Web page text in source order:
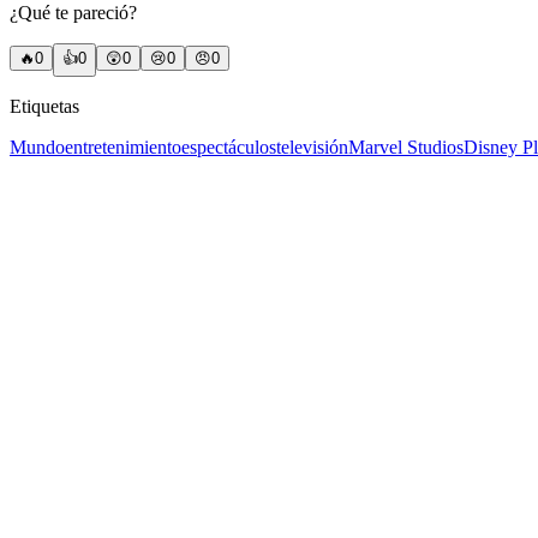
¿Qué te pareció?
🔥0 👍0 😲0 😢0 😠0
Etiquetas
MundoentretenimientoespectáculostelevisiónMarvel StudiosDisney